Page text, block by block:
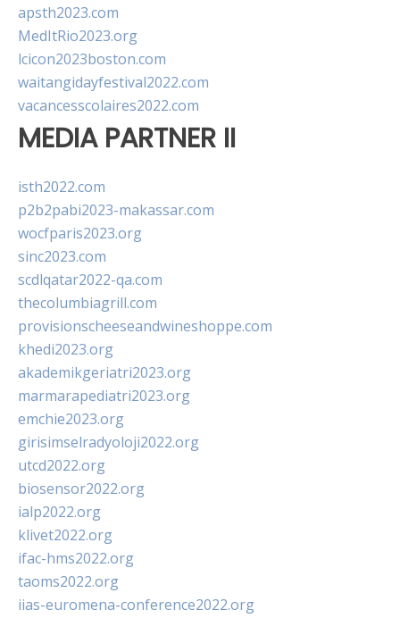
apsth2023.com
MedItRio2023.org
lcicon2023boston.com
waitangidayfestival2022.com
vacancesscolaires2022.com
MEDIA PARTNER II
isth2022.com
p2b2pabi2023-makassar.com
wocfparis2023.org
sinc2023.com
scdlqatar2022-qa.com
thecolumbiagrill.com
provisionscheeseandwineshoppe.com
khedi2023.org
akademikgeriatri2023.org
marmarapediatri2023.org
emchie2023.org
girisimselradyoloji2022.org
utcd2022.org
biosensor2022.org
ialp2022.org
klivet2022.org
ifac-hms2022.org
taoms2022.org
iias-euromena-conference2022.org